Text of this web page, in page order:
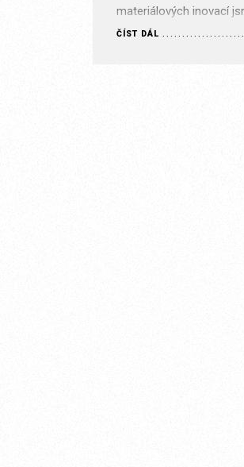
materiálových inovací
posledních letech?
ČÍST DÁL